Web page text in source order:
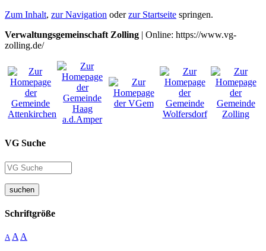
Zum Inhalt, zur Navigation oderzur Startseite springen.
Verwaltungsgemeinschaft Zolling | Online: https://www.vg-
zolling.de/
VG Suche
suchen
Schriftgröße
A A A